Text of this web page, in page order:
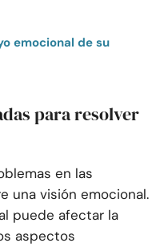
emocional de su
para resolver
en las
una visión emocional.
puede afectar la
aspectos